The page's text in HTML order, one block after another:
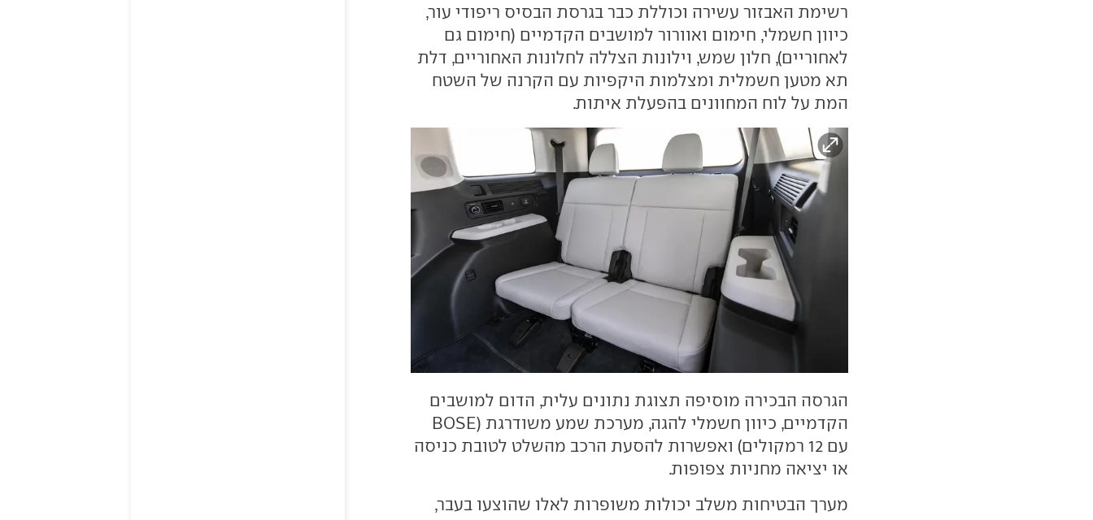
רשימת האבזור עשירה וכוללת כבר בגרסת הבסיס ריפודי עור,
כיוון חשמלי, חימום ואוורור למושבים הקדמיים (חימום גם
לאחוריים), חלון שמש, וילונות הצללה לחלונות האחוריים, דלת
תא מטען חשמלית ומצלמות היקפיות עם הקרנה של השטח
המת על לוח המחוונים בהפעלת איתות.
הגרסה הבכירה מוסיפה תצוגת נתונים עלית, הדום למושבים
הקדמיים, כיוון חשמלי להגה, מערכת שמע משודרגת (BOSE
עם 12 רמקולים) ואפשרות להסעת הרכב מהשלט לטובת כניסה
או יציאה מחניות צפופות.
מערך הבטיחות משלב יכולות משופרות לאלו שהוצעו בעבר,